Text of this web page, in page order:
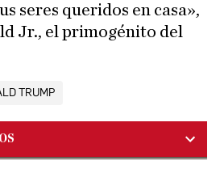
seres queridos en casa»,
Jr., el primogénito del
TRUMP